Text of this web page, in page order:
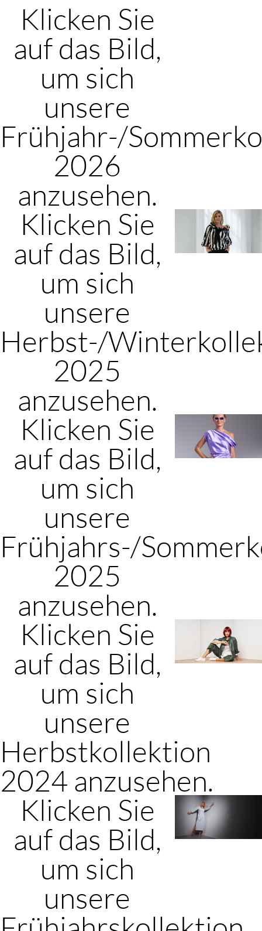
Klicken Sie
auf das Bild,
um sich
unsere
Frühjahr-/
2026
anzusehen.
Klicken Sie
auf das Bild,
um sich
unsere
Herbst-/
2025
anzusehen.
Klicken Sie
auf das Bild,
um sich
unsere
Frühjahrs-/
2025
anzusehen.
Klicken Sie
auf das Bild,
um sich
unsere
Herbstkollektion
2024 anzusehen.
Klicken Sie
auf das Bild,
um sich
unsere